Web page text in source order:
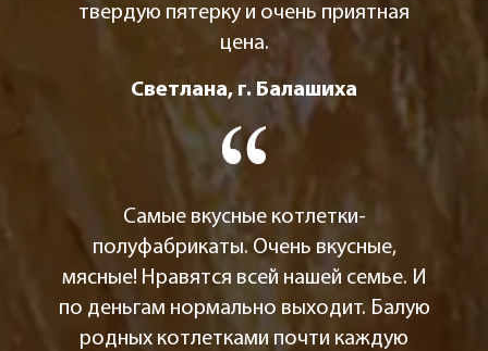
твердую пятерку и очень приятная
цена.
Светлана, г. Балашиха
Самые вкусные котлетки-
полуфабрикаты. Очень вкусные,
мясные! Нравятся всей нашей семье. И
по деньгам нормально выходит. Балую
родных котлетками почти каждую